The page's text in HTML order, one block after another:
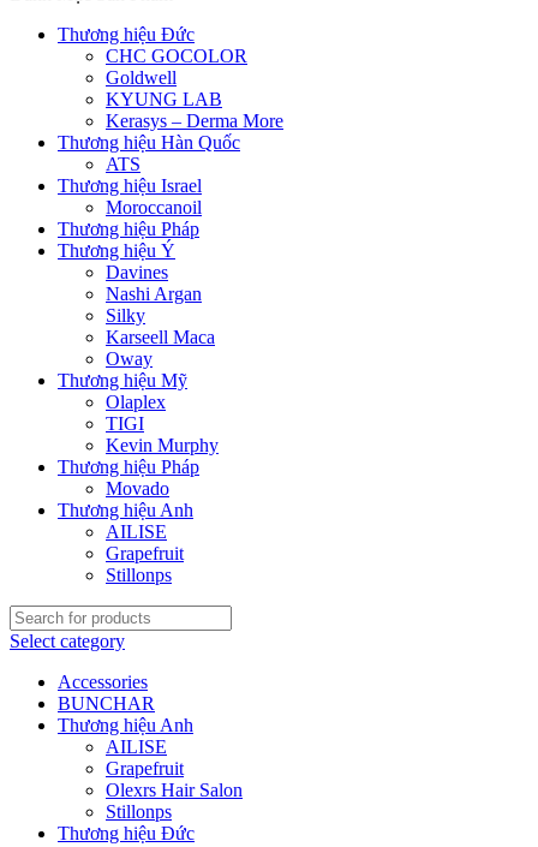
Thương hiệu Đức
CHC GOCOLOR
Goldwell
KYUNG LAB
Kerasys – Derma More
Thương hiệu Hàn Quốc
ATS
Thương hiệu Israel
Moroccanoil
Thương hiệu Pháp
Thương hiệu Ý
Davines
Nashi Argan
Silky
Karseell Maca
Oway
Thương hiệu Mỹ
Olaplex
TIGI
Kevin Murphy
Thương hiệu Pháp
Movado
Thương hiệu Anh
AILISE
Grapefruit
Stillonps
Select category
Accessories
BUNCHAR
Thương hiệu Anh
AILISE
Grapefruit
Olexrs Hair Salon
Stillonps
Thương hiệu Đức